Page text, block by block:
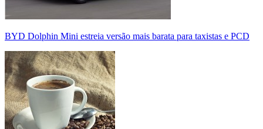
BYD Dolphin Mini estreia versão mais barata para taxistas e PCD